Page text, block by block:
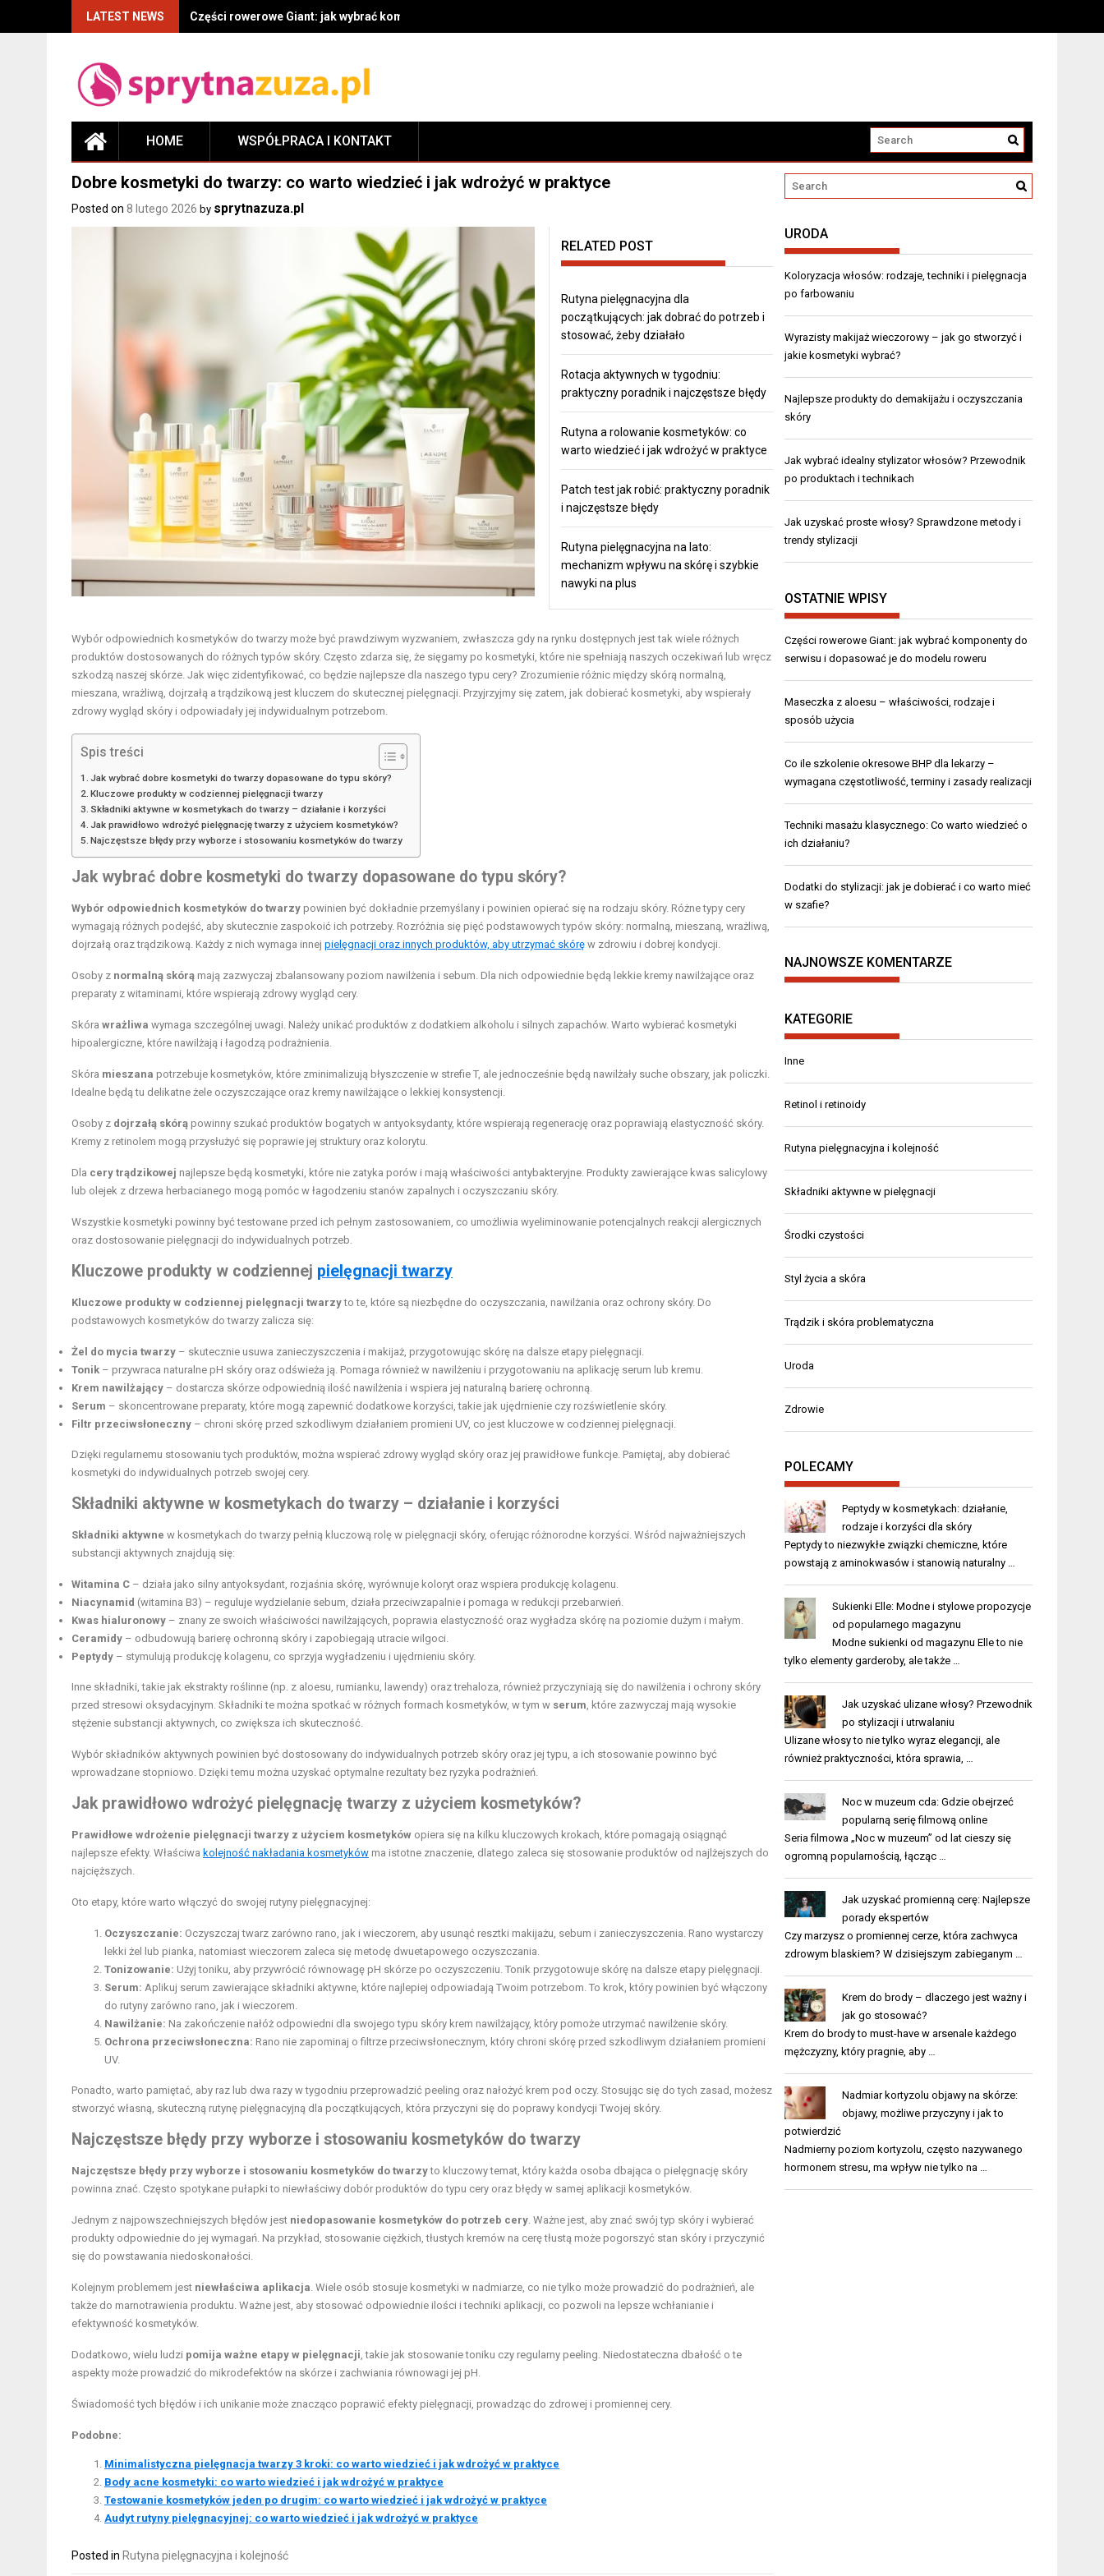
LATEST NEWS Części rowerowe Giant: jak wybrać komponenty do serwisu i dopasować je do modelu roweru
HOME WSPÓŁPRACA I KONTAKT
Dobre kosmetyki do twarzy: co warto wiedzieć i jak wdrożyć w praktyce
Posted on 8 lutego 2026 by sprytnazuza.pl
RELATED POST
Rutyna pielęgnacyjna dla
początkujących: jak dobrać do potrzeb i
stosować, żeby działało
Rotacja aktywnych w tygodniu:
praktyczny poradnik i najczęstsze błędy
Rutyna a rolowanie kosmetyków: co
warto wiedzieć i jak wdrożyć w praktyce
Patch test jak robić: praktyczny poradnik
i najczęstsze błędy
Rutyna pielęgnacyjna na lato:
mechanizm wpływu na skórę i szybkie
nawyki na plus
Wybór odpowiednich kosmetyków do twarzy może być prawdziwym wyzwaniem, zwłaszcza gdy na rynku dostępnych jest tak wiele różnych
produktów dostosowanych do różnych typów skóry. Często zdarza się, że sięgamy po kosmetyki, które nie spełniają naszych oczekiwań lub wręcz
szkodzą naszej skórze. Jak więc zidentyfikować, co będzie najlepsze dla naszego typu cery? Zrozumienie różnic między skórą normalną,
mieszana, wrażliwą, dojrzałą a trądzikową jest kluczem do skutecznej pielęgnacji. Przyjrzyjmy się zatem, jak dobierać kosmetyki, aby wspierały
zdrowy wygląd skóry i odpowiadały jej indywidualnym potrzebom.
Spis treści
Jak wybrać dobre kosmetyki do twarzy dopasowane do typu skóry?
Kluczowe produkty w codziennej pielęgnacji twarzy
Składniki aktywne w kosmetykach do twarzy – działanie i korzyści
Jak prawidłowo wdrożyć pielęgnację twarzy z użyciem kosmetyków?
Najczęstsze błędy przy wyborze i stosowaniu kosmetyków do twarzy
Jak wybrać dobre kosmetyki do twarzy dopasowane do typu skóry?
Wybór odpowiednich kosmetyków do twarzy powinien być dokładnie przemyślany i powinien opierać się na rodzaju skóry. Różne typy cery
wymagają różnych podejść, aby skutecznie zaspokoić ich potrzeby. Rozróżnia się pięć podstawowych typów skóry: normalną, mieszaną, wrażliwą,
dojrzałą oraz trądzikową. Każdy z nich wymaga innej pielęgnacji oraz innych produktów, aby utrzymać skórę w zdrowiu i dobrej kondycji.
Osoby z normalną skórą mają zazwyczaj zbalansowany poziom nawilżenia i sebum. Dla nich odpowiednie będą lekkie kremy nawilżające oraz
preparaty z witaminami, które wspierają zdrowy wygląd cery.
Skóra wrażliwa wymaga szczególnej uwagi. Należy unikać produktów z dodatkiem alkoholu i silnych zapachów. Warto wybierać kosmetyki
hipoalergiczne, które nawilżają i łagodzą podrażnienia.
Skóra mieszana potrzebuje kosmetyków, które zminimalizują błyszczenie w strefie T, ale jednocześnie będą nawilżały suche obszary, jak policzki.
Idealne będą tu delikatne żele oczyszczające oraz kremy nawilżające o lekkiej konsystencji.
Osoby z dojrzałą skórą powinny szukać produktów bogatych w antyoksydanty, które wspierają regenerację oraz poprawiają elastyczność skóry.
Kremy z retinolem mogą przysłużyć się poprawie jej struktury oraz kolorytu.
Dla cery trądzikowej najlepsze będą kosmetyki, które nie zatyka porów i mają właściwości antybakteryjne. Produkty zawierające kwas salicylowy
lub olejek z drzewa herbacianego mogą pomóc w łagodzeniu stanów zapalnych i oczyszczaniu skóry.
Wszystkie kosmetyki powinny być testowane przed ich pełnym zastosowaniem, co umożliwia wyeliminowanie potencjalnych reakcji alergicznych
oraz dostosowanie pielęgnacji do indywidualnych potrzeb.
Kluczowe produkty w codziennej pielęgnacji twarzy
Kluczowe produkty w codziennej pielęgnacji twarzyto te, które są niezbędne do oczyszczania, nawilżania oraz ochrony skóry. Do
podstawowych kosmetyków do twarzy zalicza się:
Żel do mycia twarzy – skutecznie usuwa zanieczyszczenia i makijaż, przygotowując skórę na dalsze etapy pielęgnacji.
Tonik – przywraca naturalne pH skóry oraz odświeża ją. Pomaga również w nawilżeniu i przygotowaniu na aplikację serum lub kremu.
Krem nawilżający – dostarcza skórze odpowiednią ilość nawilżenia i wspiera jej naturalną barierę ochronną.
Serum – skoncentrowane preparaty, które mogą zapewnić dodatkowe korzyści, takie jak ujędrnienie czy rozświetlenie skóry.
Filtr przeciwsłoneczny – chroni skórę przed szkodliwym działaniem promieni UV, co jest kluczowe w codziennej pielęgnacji.
Dzięki regularnemu stosowaniu tych produktów, można wspierać zdrowy wygląd skóry oraz jej prawidłowe funkcje. Pamiętaj, aby dobierać
kosmetyki do indywidualnych potrzeb swojej cery.
Składniki aktywne w kosmetykach do twarzy – działanie i korzyści
Składniki aktywne w kosmetykach do twarzy pełnią kluczową rolę w pielęgnacji skóry, oferując różnorodne korzyści. Wśród najważniejszych
substancji aktywnych znajdują się:
Witamina C – działa jako silny antyoksydant, rozjaśnia skórę, wyrównuje koloryt oraz wspiera produkcję kolagenu.
Niacynamid (witamina B3) – reguluje wydzielanie sebum, działa przeciwzapalnie i pomaga w redukcji przebarwień.
Kwas hialuronowy – znany ze swoich właściwości nawilżających, poprawia elastyczność oraz wygładza skórę na poziomie dużym i małym.
Ceramidy – odbudowują barierę ochronną skóry i zapobiegają utracie wilgoci.
Peptydy – stymulują produkcję kolagenu, co sprzyja wygładzeniu i ujędrnieniu skóry.
Inne składniki, takie jak ekstrakty roślinne (np. z aloesu, rumianku, lawendy) oraz trehaloza, również przyczyniają się do nawilżenia i ochrony skóry
przed stresowi oksydacyjnym. Składniki te można spotkać w różnych formach kosmetyków, w tym w serum , które zazwyczaj mają wysokie
stężenie substancji aktywnych, co zwiększa ich skuteczność.
Wybór składników aktywnych powinien być dostosowany do indywidualnych potrzeb skóry oraz jej typu, a ich stosowanie powinno być
wprowadzane stopniowo. Dzięki temu można uzyskać optymalne rezultaty bez ryzyka podrażnień.
Jak prawidłowo wdrożyć pielęgnację twarzy z użyciem kosmetyków?
Prawidłowe wdrożenie pielęgnacji twarzy z użyciem kosmetyków opiera się na kilku kluczowych krokach, które pomagają osiągnąć
najlepsze efekty. Właściwa kolejność nakładania kosmetyków ma istotne znaczenie, dlatego zaleca się stosowanie produktów od najlżejszych do
najcięższych.
Oto etapy, które warto włączyć do swojej rutyny pielęgnacyjnej:
Oczyszczanie: Oczyszczaj twarz zarówno rano, jak i wieczorem, aby usunąć resztki makijażu, sebum i zanieczyszczenia. Rano wystarczy
lekki żel lub pianka, natomiast wieczorem zaleca się metodę dwuetapowego oczyszczania.
Tonizowanie: Użyj toniku, aby przywrócić równowagę pH skórze po oczyszczeniu. Tonik przygotowuje skórę na dalsze etapy pielęgnacji.
Serum: Aplikuj serum zawierające składniki aktywne, które najlepiej odpowiadają Twoim potrzebom. To krok, który powinien być włączony
do rutyny zarówno rano, jak i wieczorem.
Nawilżanie: Na zakończenie nałóż odpowiedni dla swojego typu skóry krem nawilżający, który pomoże utrzymać nawilżenie skóry.
Ochrona przeciwsłoneczna: Rano nie zapominaj o filtrze przeciwsłonecznym, który chroni skórę przed szkodliwym działaniem promieni
UV.
Ponadto, warto pamiętać, aby raz lub dwa razy w tygodniu przeprowadzić peeling oraz nałożyć krem pod oczy. Stosując się do tych zasad, możesz
stworzyć własną, skuteczną rutynę pielęgnacyjną dla początkujących, która przyczyni się do poprawy kondycji Twojej skóry.
Najczęstsze błędy przy wyborze i stosowaniu kosmetyków do twarzy
Najczęstsze błędy przy wyborze i stosowaniu kosmetyków do twarzyto kluczowy temat, który każda osoba dbająca o pielęgnację skóry
powinna znać. Często spotykane pułapki to niewłaściwy dobór produktów do typu cery oraz błędy w samej aplikacji kosmetyków.
Jednym z najpowszechniejszych błędów jest niedopasowanie kosmetyków do potrzeb cery . Ważne jest, aby znać swój typ skóry i wybierać
produkty odpowiednie do jej wymagań. Na przykład, stosowanie ciężkich, tłustych kremów na cerę tłustą może pogorszyć stan skóry i przyczynić
się do powstawania niedoskonałości.
Kolejnym problemem jest niewłaściwa aplikacja . Wiele osób stosuje kosmetyki w nadmiarze, co nie tylko może prowadzić do podrażnień, ale
także do marnotrawienia produktu. Ważne jest, aby stosować odpowiednie ilości i techniki aplikacji, co pozwoli na lepsze wchłanianie i
efektywność kosmetyków.
Dodatkowo, wielu ludzi pomija ważne etapy w pielęgnacji , takie jak stosowanie toniku czy regularny peeling. Niedostateczna dbałość o te
aspekty może prowadzić do mikrodefektów na skórze i zachwiania równowagi jej pH.
Świadomość tych błędów i ich unikanie może znacząco poprawić efekty pielęgnacji, prowadząc do zdrowej i promiennej cery.
Podobne:
Minimalistyczna pielęgnacja twarzy 3 kroki: co warto wiedzieć i jak wdrożyć w praktyce
Body acne kosmetyki: co warto wiedzieć i jak wdrożyć w praktyce
Testowanie kosmetyków jeden po drugim: co warto wiedzieć i jak wdrożyć w praktyce
Audyt rutyny pielęgnacyjnej: co warto wiedzieć i jak wdrożyć w praktyce
Posted in Rutyna pielęgnacyjna i kolejność
URODA
Koloryzacja włosów: rodzaje, techniki i pielęgnacja
po farbowaniu
Wyrazisty makijaż wieczorowy – jak go stworzyć i
jakie kosmetyki wybrać?
Najlepsze produkty do demakijażu i oczyszczania
skóry
Jak wybrać idealny stylizator włosów? Przewodnik
po produktach i technikach
Jak uzyskać proste włosy? Sprawdzone metody i
trendy stylizacji
OSTATNIE WPISY
Części rowerowe Giant: jak wybrać komponenty do
serwisu i dopasować je do modelu roweru
Maseczka z aloesu – właściwości, rodzaje i
sposób użycia
Co ile szkolenie okresowe BHP dla lekarzy –
wymagana częstotliwość, terminy i zasady realizacji
Techniki masażu klasycznego: Co warto wiedzieć o
ich działaniu?
Dodatki do stylizacji: jak je dobierać i co warto mieć
w szafie?
NAJNOWSZE KOMENTARZE
KATEGORIE
Inne
Retinol i retinoidy
Rutyna pielęgnacyjna i kolejność
Składniki aktywne w pielęgnacji
Środki czystości
Styl życia a skóra
Trądzik i skóra problematyczna
Uroda
Zdrowie
POLECAMY
Peptydy w kosmetykach: działanie,
rodzaje i korzyści dla skóry
Peptydy to niezwykłe związki chemiczne, które
powstają z aminokwasów i stanowią naturalny …
Sukienki Elle: Modne i stylowe propozycje
od popularnego magazynu
Modne sukienki od magazynu Elle to nie
tylko elementy garderoby, ale także …
Jak uzyskać ulizane włosy? Przewodnik
po stylizacji i utrwalaniu
Ulizane włosy to nie tylko wyraz elegancji, ale
również praktyczności, która sprawia, …
Noc w muzeum cda: Gdzie obejrzeć
popularną serię filmową online
Seria filmowa „Noc w muzeum” od lat cieszy się
ogromną popularnością, łącząc …
Jak uzyskać promienną cerę: Najlepsze
porady ekspertów
Czy marzysz o promiennej cerze, która zachwyca
zdrowym blaskiem? W dzisiejszym zabieganym …
Krem do brody – dlaczego jest ważny i
jak go stosować?
Krem do brody to must-have w arsenale każdego
mężczyzny, który pragnie, aby …
Nadmiar kortyzolu objawy na skórze:
objawy, możliwe przyczyny i jak to
potwierdzić
Nadmierny poziom kortyzolu, często nazywanego
hormonem stresu, ma wpływ nie tylko na …